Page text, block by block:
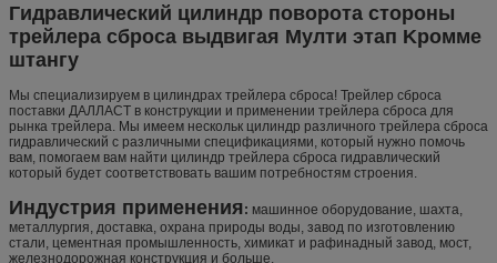
Гидравлический цилиндр поворота стороны
трейлера сброса выдвигая Мулти этап Kромме
штангу
Мы специализируем в цилиндрах трейлера сброса! Трейлер сброса
поставки ДАЛЛАСТ в конструкции и применении трейлера сброса для
рынка трейлера. Мы имеем нескольк цилиндр различного трейлера сброса
гидравлический с различными спецификациями, который нужно помочь
вам, помогаем вам найти цилиндр трейлера сброса гидравлический
который будет соответствовать вашим потребностям строения.
Индустрия применения: машинное оборудование, шахта,
металлургия, доставка, охрана природы воды, завод по изготовлению
стали, цементная промышленность, химикат и рафинадный завод, мост,
железнодорожная конструкция и больше.